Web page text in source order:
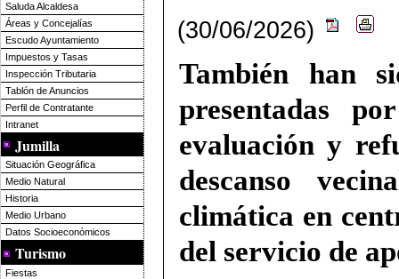
Saluda Alcaldesa
Áreas y Concejalías
Escudo Ayuntamiento
Impuestos y Tasas
Inspección Tributaria
Tablón de Anuncios
Perfil de Contratante
Intranet
Jumilla
Situación Geográfica
Medio Natural
Historia
Medio Urbano
Datos Socioeconómicos
Turismo
Fiestas
(30/06/2026)
También han
presentadas
evaluación y
descanso
climática en
del servicio de